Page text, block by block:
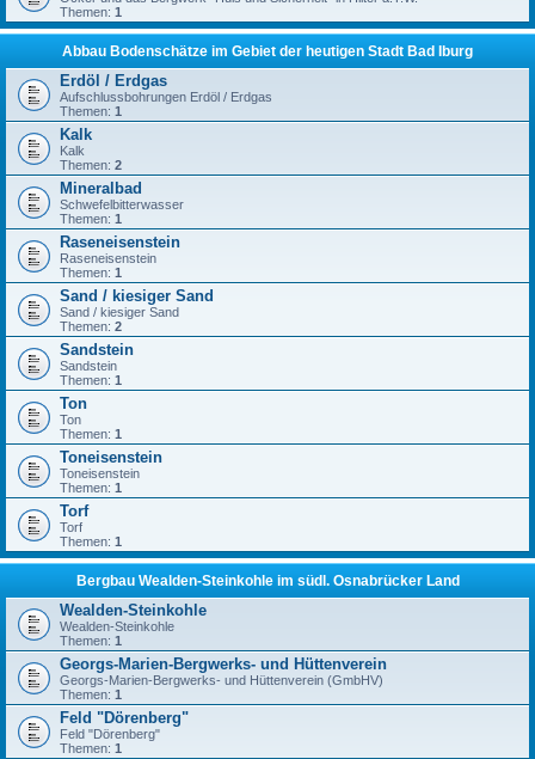
Themen: 1
Abbau Bodenschätze im Gebiet der heutigen Stadt Bad Iburg
Erdöl / Erdgas
Aufschlussbohrungen Erdöl / Erdgas
Themen: 1
Kalk
Kalk
Themen: 2
Mineralbad
Schwefelbitterwasser
Themen: 1
Raseneisenstein
Raseneisenstein
Themen: 1
Sand / kiesiger Sand
Sand / kiesiger Sand
Themen: 2
Sandstein
Sandstein
Themen: 1
Ton
Ton
Themen: 1
Toneisenstein
Toneisenstein
Themen: 1
Torf
Torf
Themen: 1
Bergbau Wealden-Steinkohle im südl. Osnabrücker Land
Wealden-Steinkohle
Wealden-Steinkohle
Themen: 1
Georgs-Marien-Bergwerks- und Hüttenverein
Georgs-Marien-Bergwerks- und Hüttenverein (GmbHV)
Themen: 1
Feld "Dörenberg"
Feld "Dörenberg"
Themen: 1